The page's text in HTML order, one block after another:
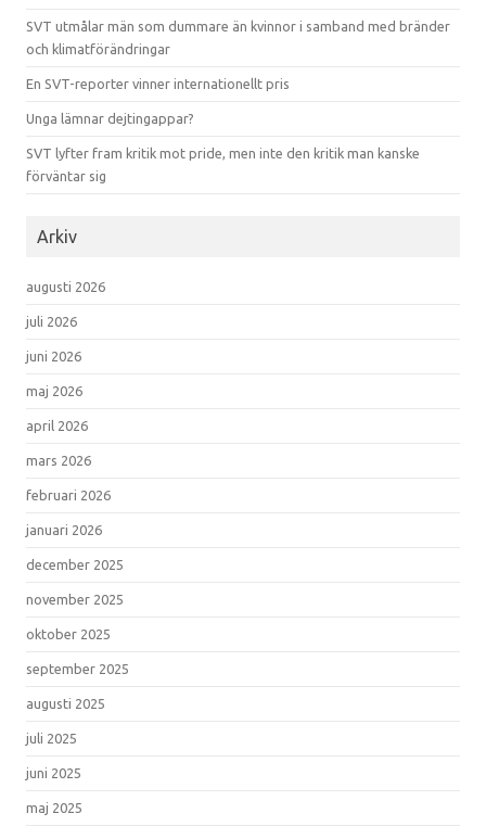
SVT utmålar män som dummare än kvinnor i samband med bränder
och klimatförändringar
En SVT-reporter vinner internationellt pris
Unga lämnar dejtingappar?
SVT lyfter fram kritik mot pride, men inte den kritik man kanske
förväntar sig
Arkiv
augusti 2026
juli 2026
juni 2026
maj 2026
april 2026
mars 2026
februari 2026
januari 2026
december 2025
november 2025
oktober 2025
september 2025
augusti 2025
juli 2025
juni 2025
maj 2025